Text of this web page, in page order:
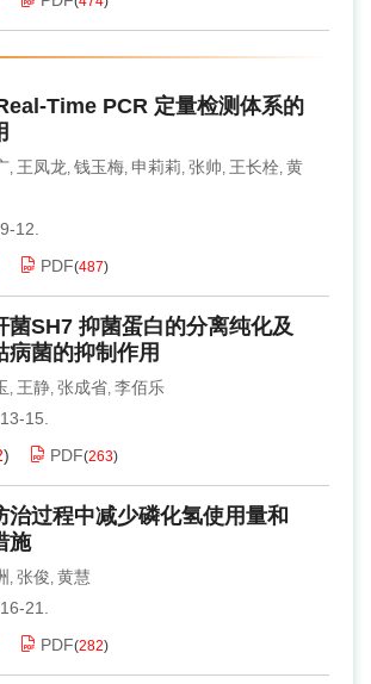
Time PCR 定量检测体系的
, 王凤龙, 钱玉梅, 申莉莉, 张帅, 王长栓, 黄
12.
PDF(487)
菌SH7 抑菌蛋白的分离纯化及
病菌的抑制作用
, 王静, 张成省, 李佰乐
15.
) PDF(263)
治过程中减少磷化氢使用量和
施
, 张俊, 黄慧
21.
PDF(282)